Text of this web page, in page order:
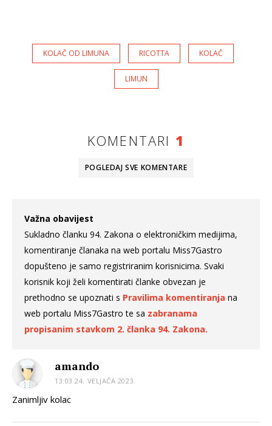
KOLAČ OD LIMUNA RICOTTA KOLAČ
LIMUN
KOMENTARI 1
POGLEDAJ SVE KOMENTARE
Važna obavijest
Sukladno članku 94. Zakona o elektroničkim medijima,
komentiranje članaka na web portalu Miss7Gastro
dopušteno je samo registriranim korisnicima. Svaki
korisnik koji želi komentirati članke obvezan je
prethodno se upoznati s Pravilima komentiranja na
web portalu Miss7Gastro te sa zabranama
propisanim stavkom 2. članka 94. Zakona.
amando
13:03 24. VELJAČA 2023.
Zanimljiv kolac